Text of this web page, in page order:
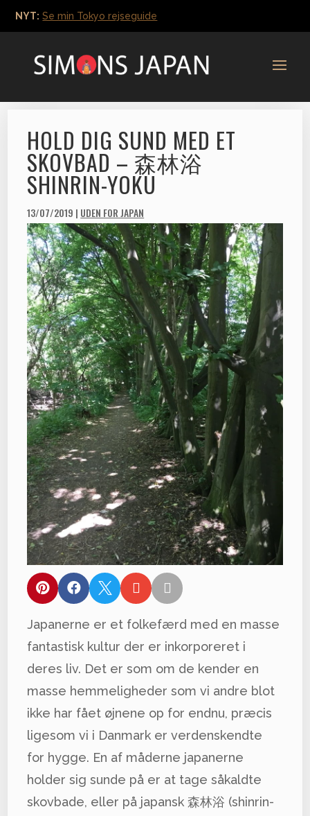
NYT: Se min Tokyo rejseguide
HOLD DIG SUND MED ET
SKOVBAD – 森林浴
SHINRIN-YOKU
13/07/2019 | UDEN FOR JAPAN
    
Japanerne er et folkefærd med en masse
fantastisk kultur der er inkorporeret i
deres liv. Det er som om de kender en
masse hemmeligheder som vi andre blot
ikke har fået øjnene op for endnu, præcis
ligesom vi i Danmark er verdenskendte
for hygge. En af måderne japanerne
holder sig sunde på er at tage såkaldte
skovbade, eller på japansk 森林浴 (shinrin-